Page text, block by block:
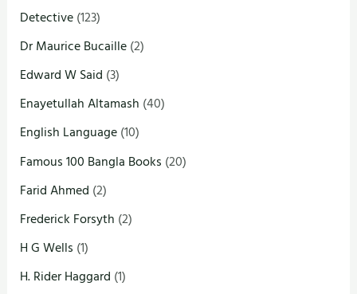
Detective(123)
Dr Maurice Bucaille(2)
Edward W Said (3)
Enayetullah Altamash (40)
English Language(10)
Famous 100 Bangla Books (20)
Farid Ahmed (2)
Frederick Forsyth (2)
H G Wells (1)
H. Rider Haggard (1)